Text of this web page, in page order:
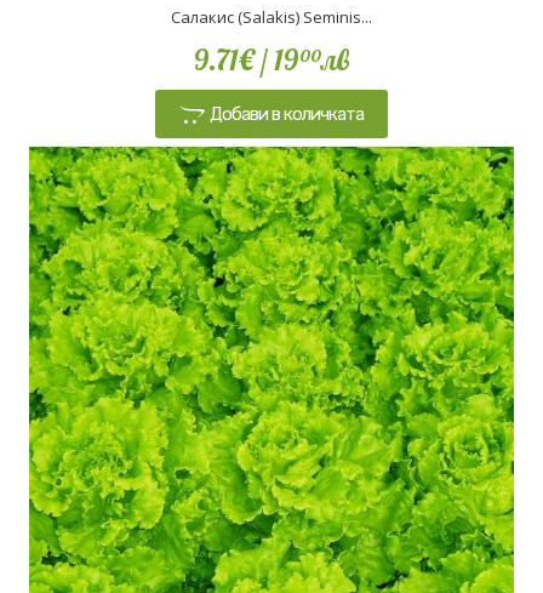
Салакис (Salakis) Seminis...
9.71€/ 1900лв
Добави в количката